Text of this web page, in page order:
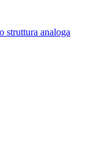
struttura analoga